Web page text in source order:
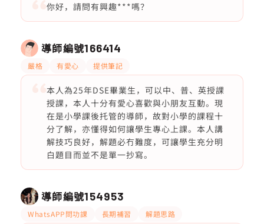
你好，請問有興趣***嗎？
導師編號166414
嚴格 有愛心 提供筆記
本人為25年DSE畢業生，可以中、普、英授課
授課，本人十分有愛心喜歡與小朋友互動。現
在是小學課後托管的導師，故對小學的課程十
分了解，亦懂得如何讓學生專心上課。本人講
解技巧良好，解題必冇難度，可讓學生充分明
白題目而並不是單一抄寫。
導師編號154953
WhatsAPP問功課 長期補習 解題思路